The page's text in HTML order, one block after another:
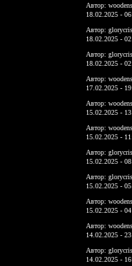
Автор:
18.02.2025 -
Автор:
18.02.2025 -
Автор:
18.02.2025 -
Автор:
17.02.2025 -
Автор:
15.02.2025 -
Автор:
15.02.2025 -
Автор:
15.02.2025 -
Автор:
15.02.2025 -
Автор:
15.02.2025 -
Автор:
14.02.2025 -
Автор:
14.02.2025 -